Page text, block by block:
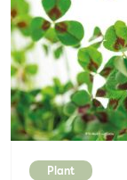
Plant